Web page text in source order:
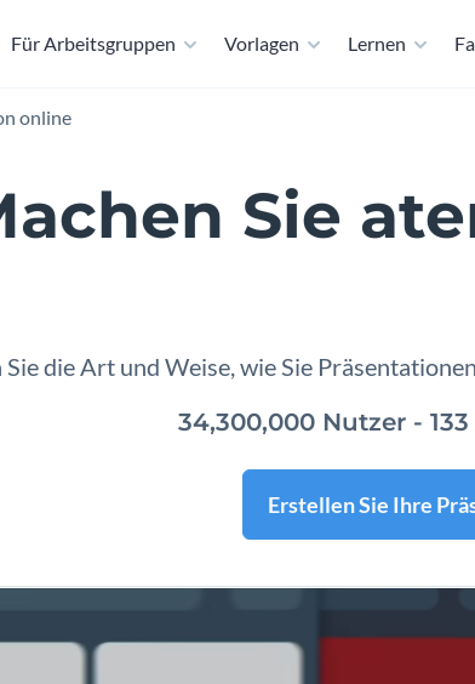
Für Arbeitsgruppen Vorlagen Lernen
online
Sie
die Art und Weise, wie Sie
34,300,000 Nutzer -
Erstellen Sie Ihre